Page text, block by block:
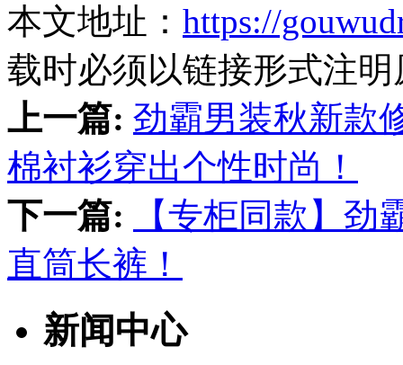
本文地址： https://
载时必须以链接形式注
上一篇: 劲霸男装秋新款
棉衬衫穿出个性时尚！
下一篇:
【专柜同款】
直筒长裤！
新闻中心